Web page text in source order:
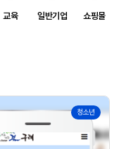
교육 일반기업 쇼핑몰
청소년